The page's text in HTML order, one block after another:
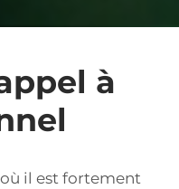
à
il est fortement